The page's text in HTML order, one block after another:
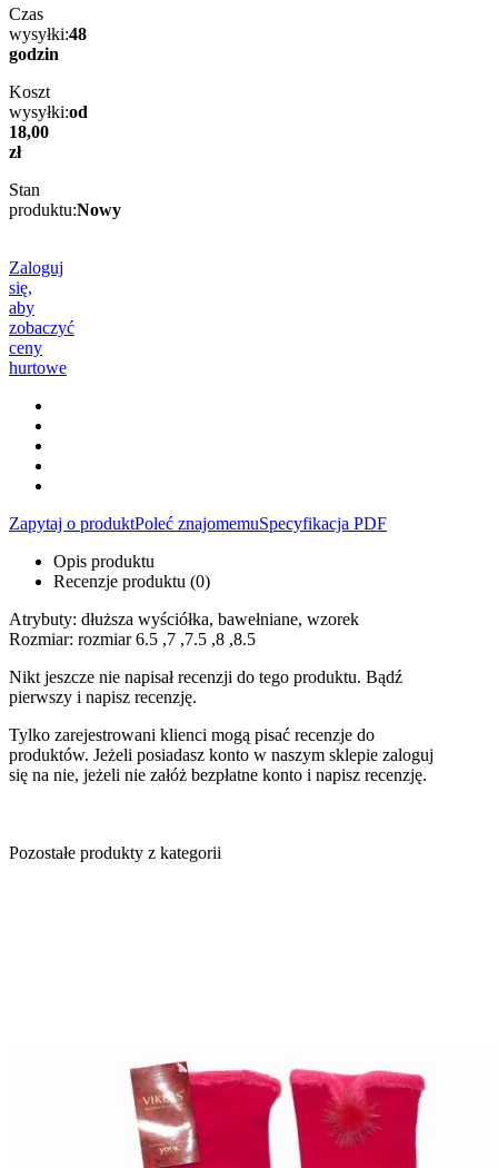
Czas
wysyłki:48
godzin
Koszt
wysyłki:od
18,00
zł
Stan
produktu:Nowy
Zaloguj
się,
aby
zobaczyć
ceny
hurtowe
Zapytaj o produktPoleć znajomemuSpecyfikacja PDF
Opis produktu
Recenzje produktu (0)
Atrybuty: dłuższa wyściółka, bawełniane, wzorek
Rozmiar: rozmiar 6.5 ,7 ,7.5 ,8 ,8.5
Nikt jeszcze nie napisał recenzji do tego produktu. Bądź
pierwszy i napisz recenzję.
Tylko zarejestrowani klienci mogą pisać recenzje do
produktów. Jeżeli posiadasz konto w naszym sklepie zaloguj
się na nie, jeżeli nie załóż bezpłatne konto i napisz recenzję.
Pozostałe produkty z kategorii